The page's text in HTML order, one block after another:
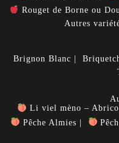
Rouget de Borne ou
Autres
Brignon Blanc
Li viel mèno –
Pêche Almies